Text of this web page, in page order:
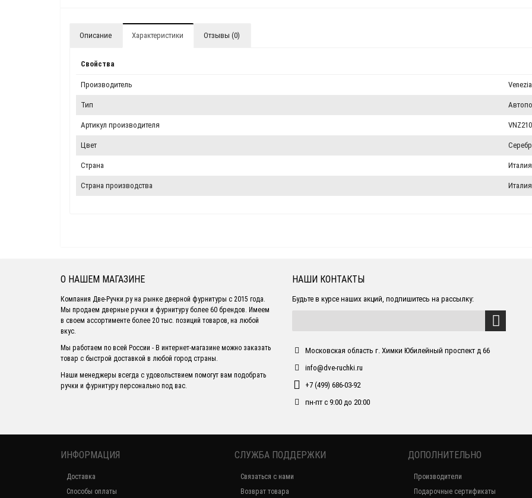
Описание Характеристики Отзывы (0)
Свойства
Производитель Venezia
Тип
Артикул производителя
Цвет
Страна Италия
Страна производства Италия
О НАШЕМ МАГАЗИНЕ
Компания Две-Ручки.ру на рынке дверной фурнитуры с 2015 года.
Мы продаем дверные ручки и фурнитуру более 60 брендов. Имеем
в своем ассортименте более 20 тыс. позиций товаров, на любой
вкус.
Мы работаем по всей России - В интернет-магазине можно заказать
товар с быстрой доставкой в любой город страны.
Наши менеджеры всегда с удовольствием помогут вам подобрать
ручки и фурнитуру персонально под вас.
НАШИ КОНТАКТЫ
Будьте в курсе наших акций, подпишитесь на рассылку:
Московская область г. Химки Юбилейный проспект д 66
info@dve-ruchki.ru
+7 (499) 686-03-92
пн-пт с 9:00 до 20:00
ИНФОРМАЦИЯ
Доставка
Способы оплаты
СЛУЖБА ПОДДЕРЖКИ
Связаться с нами
Возврат товара
ДОПОЛНИТЕЛЬНО
Производители
Подарочные сертификаты